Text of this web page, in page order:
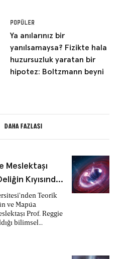
POPÜLER
Ya anılarınız bir
yanılsamaysa? Fizikte hala
huzursuzluk yaratan bir
hipotez: Boltzmann beyni
DAHA FAZLASI
Meslektaşı
Kıyısında
mu?Teorik
ve Mapúa
Prof. Reggie
bilimsel
ancak farklı